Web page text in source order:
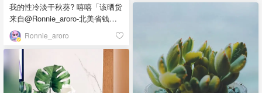
我的性冷淡干秋葵? 嘻嘻「该晒货
来自@Ronnie_aroro-北美省钱快
报，版权归原作者所有」
Ronnie_aroro